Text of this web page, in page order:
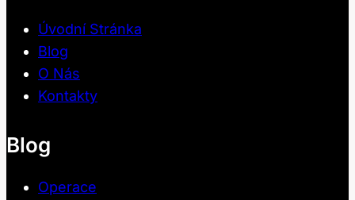
Úvodní Stránka
Blog
O Nás
Kontakty
Blog
Operace